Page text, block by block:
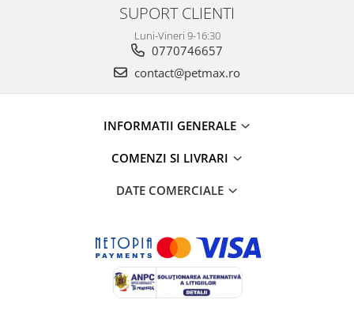
SUPORT CLIENTI
Luni-Vineri 9-16:30
0770746657
contact@petmax.ro
INFORMATII GENERALE
COMENZI SI LIVRARI
DATE COMERCIALE